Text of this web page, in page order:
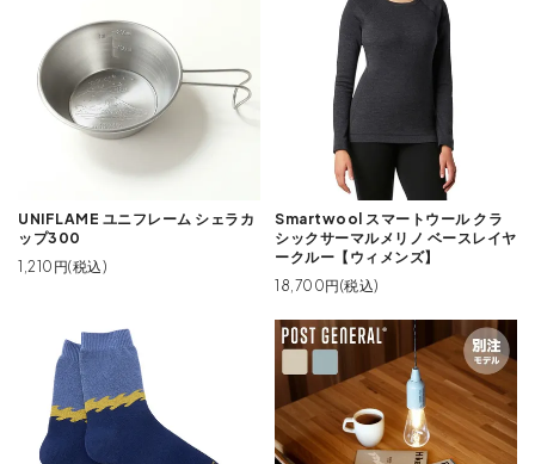
UNIFLAME ユニフレーム シェラカ
ップ300
1,210円(税込)
Smartwool スマートウール クラ
シックサーマルメリノ ベースレイヤ
ークルー【ウィメンズ】
18,700円(税込)